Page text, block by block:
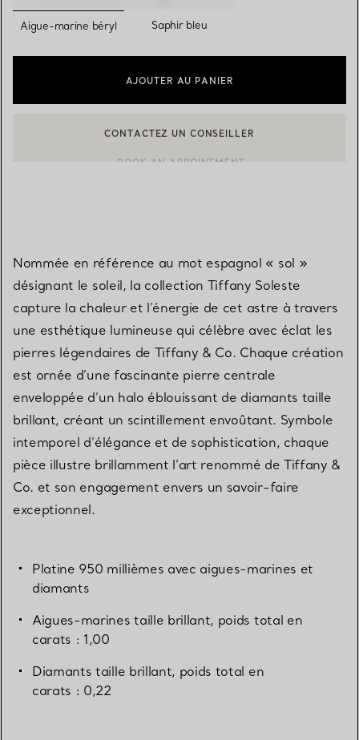
sélectionnés
Aigue-marine béryl Saphir bleu
AJOUTER AU PANIER
BOOK AN APPOINTMENT
Nommée en référence au mot espagnol « sol »
désignant le soleil, la collection Tiffany Soleste
capture la chaleur et l’énergie de cet astre à travers
une esthétique lumineuse qui célèbre avec éclat les
pierres légendaires de Tiffany & Co. Chaque création
est ornée d’une fascinante pierre centrale
enveloppée d’un halo éblouissant de diamants taille
brillant, créant un scintillement envoûtant. Symbole
intemporel d’élégance et de sophistication, chaque
pièce illustre brillamment l’art renommé de Tiffany &
Co. et son engagement envers un savoir-faire
exceptionnel.
Platine 950 millièmes avec aigues-marines et
diamants
Aigues-marines taille brillant, poids total en
carats : 1,00
Diamants taille brillant, poids total en
carats : 0,22